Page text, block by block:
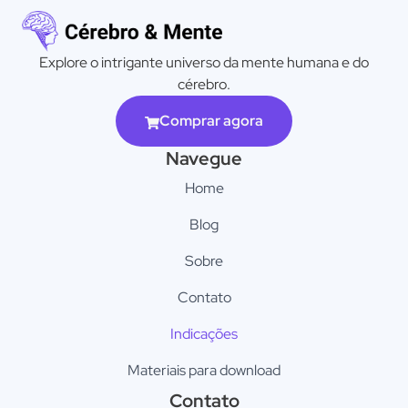
Explore o intrigante universo da mente humana e do
cérebro.
Comprar agora
Navegue
Home
Blog
Sobre
Contato
Indicações
Materiais para download
Contato